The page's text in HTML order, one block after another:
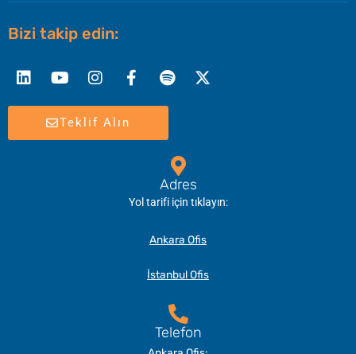
Bizi takip edin:
f
twitter
Teklif Alın
Adres
Yol tarifi için tıklayın:
Ankara Ofis
İstanbul Ofis
Telefon